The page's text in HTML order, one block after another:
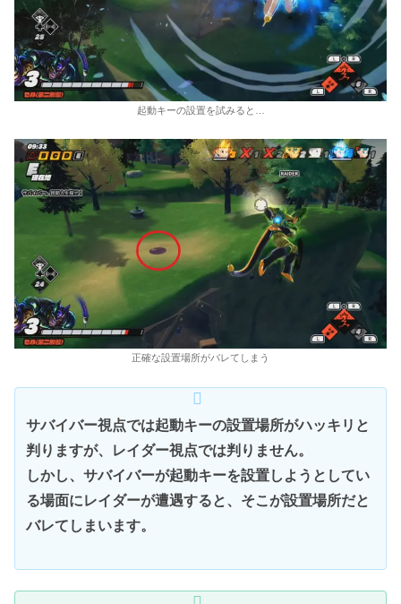
起動キーの設置を試みると…
正確な設置場所がバレてしまう
サバイバー視点では起動キーの設置場所がハッキリと
判りますが、レイダー視点では判りません。
しかし、サバイバーが起動キーを設置しようとしてい
る場面にレイダーが遭遇すると、そこが設置場所だと
バレてしまいます。